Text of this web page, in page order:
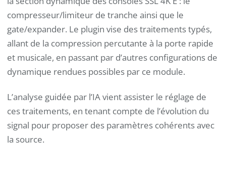
compresseur/limiteur de tranche ainsi que le
gate/expander. Le plugin vise des traitements typés,
allant de la compression percutante à la porte rapide
et musicale, en passant par d’autres configurations de
dynamique rendues possibles par ce module.
L’analyse guidée par l’IA vient assister le réglage de
ces traitements, en tenant compte de l’évolution du
signal pour proposer des paramètres cohérents avec
la source.